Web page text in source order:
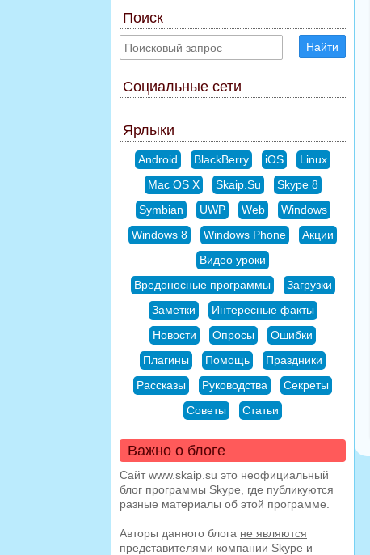
Поиск
Найти
Социальные сети
Ярлыки
Android BlackBerry iOS
Linux
Mac OS X
Skaip.Su
Skype 8
Symbian
UWP Web
Windows
Windows 8
Windows Phone
Акции
Видео уроки
Вредоносные программы
Загрузки
Заметки
Интересные факты
Новости
Опросы
Ошибки
Плагины
Помощь
Праздники
Рассказы
Руководства
Секреты
Советы
Статьи
Важно о блоге
Сайт www.skaip.su это неофициальный
блог программы Skype, где публикуются
разные материалы об этой программе.
Авторы данного блога не являются
представителями компании Skype и